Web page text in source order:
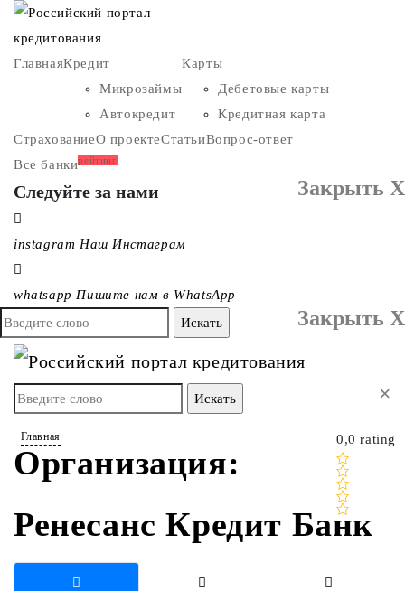
ГлавнаяКредит
Микрозаймы
Автокредит
Карты
Дебетовые карты
Кредитная карта
СтрахованиеО проектеСтатьиВопрос-ответ
Все банкирейтинг
Закрыть X
Следуйте за нами
instagram Наш Инстаграм
whatsapp Пишите нам в WhatsApp
Закрыть X
×
Организация:
Ренесанс Кредит Банк
Главная 0,0 rating